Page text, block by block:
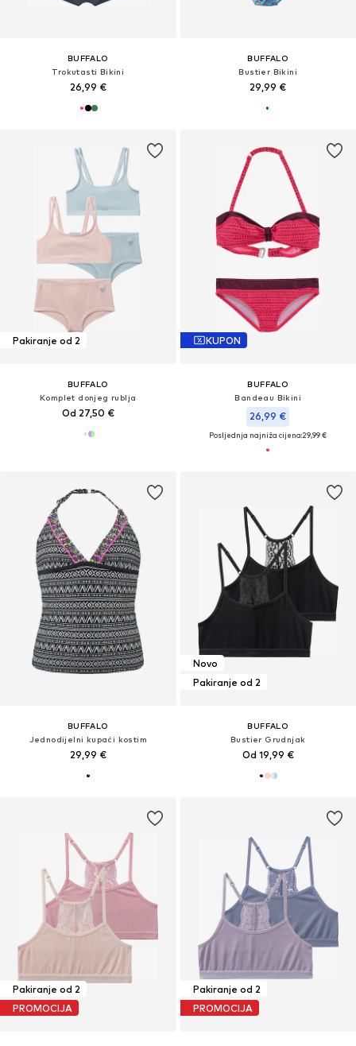
BUFFALO
Trokutasti Bikini
26,99 €
BUFFALO
Bustier Bikini
29,99 €
Pakiranje od 2
BUFFALO
Komplet donjeg rublja
Od 27,50 €
KUPON
BUFFALO
Bandeau Bikini
26,99 €
Posljednja najniža cijena:29,99 €
BUFFALO
Jednodijelni kupaći kostim
29,99 €
Novo
Pakiranje od 2
BUFFALO
Bustier Grudnjak
Od 19,99 €
Pakiranje od 2
PROMOCIJA
Pakiranje od 2
PROMOCIJA